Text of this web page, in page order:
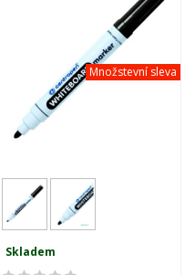
Množstevní sleva
Skladem